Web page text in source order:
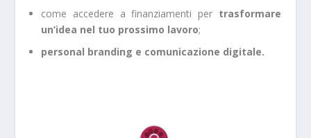
come accedere a finanziamenti per trasformare
un’idea nel tuo prossimo lavoro;
personal branding e comunicazione digitale.